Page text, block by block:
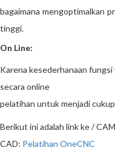
bagaimana mengoptimalkan
tinggi.
On Line:
Karena kesederhanaan
secara online
pelatihan untuk menjadi
Berikut ini adalah link ke /
CAD: Pelatihan OneCNC